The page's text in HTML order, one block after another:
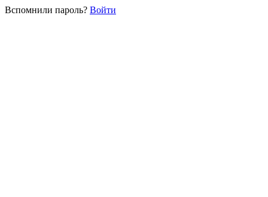
Вспомнили пароль? Войти